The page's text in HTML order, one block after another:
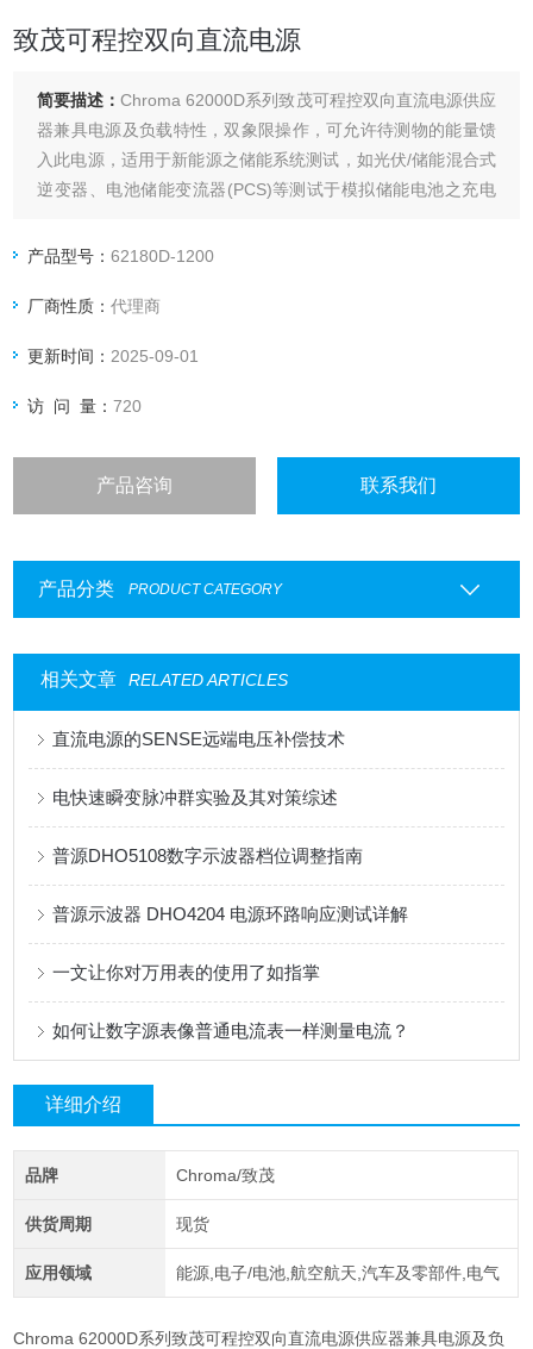
致茂可程控双向直流电源
简要描述：Chroma 62000D系列致茂可程控双向直流电源供应
器兼具电源及负载特性，双象限操作，可允许待测物的能量馈
入此电源，适用于新能源之储能系统测试，如光伏/储能混合式
逆变器、电池储能变流器(PCS)等测试于模拟储能电池之充电
(BOBC)、双向直流转换器、DC-AC马达驱动器等电源管理系
产品型号：62180D-1200
厂商性质：代理商
更新时间： 2025-09-01
访 问 量：720
产品咨询 联系我们
产品分类 PRODUCT CATEGORY
相关文章 RELATED ARTICLES
直流电源的SENSE远端电压补偿技术
电快速瞬变脉冲群实验及其对策综述
普源DHO5108数字示波器档位调整指南
普源示波器 DHO4204 电源环路响应测试详解
一文让你对万用表的使用了如指掌
如何让数字源表像普通电流表一样测量电流？
详细介绍
品牌 Chroma/致茂
供货周期 现货
应用领域 能源,电子/电池,航空航天,汽车及零部件,电气
Chroma 62000D系列致茂可程控双向直流电源供应器兼具电源及负